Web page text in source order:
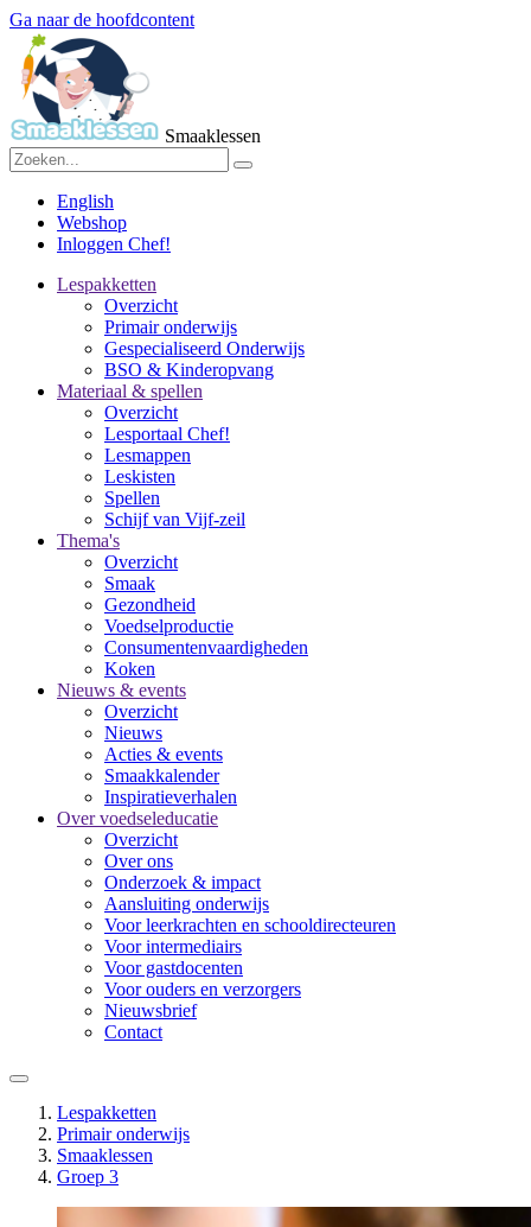
Ga naar de hoofdcontent
Smaaklessen
English
Webshop
Inloggen Chef!
Lespakketten
Overzicht
Primair onderwijs
Gespecialiseerd Onderwijs
BSO & Kinderopvang
Materiaal & spellen
Overzicht
Lesportaal Chef!
Lesmappen
Leskisten
Spellen
Schijf van Vijf-zeil
Thema's
Overzicht
Smaak
Gezondheid
Voedselproductie
Consumentenvaardigheden
Koken
Nieuws & events
Overzicht
Nieuws
Acties & events
Smaakkalender
Inspiratieverhalen
Over voedseleducatie
Overzicht
Over ons
Onderzoek & impact
Aansluiting onderwijs
Voor leerkrachten en schooldirecteuren
Voor intermediairs
Voor gastdocenten
Voor ouders en verzorgers
Nieuwsbrief
Contact
Lespakketten
Primair onderwijs
Smaaklessen
Groep 3